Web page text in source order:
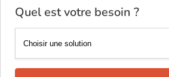
Quel est votre besoin ?